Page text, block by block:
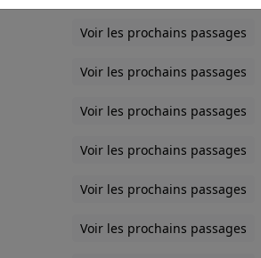
Voir les prochains passages
Voir les prochains passages
Voir les prochains passages
Voir les prochains passages
Voir les prochains passages
Voir les prochains passages